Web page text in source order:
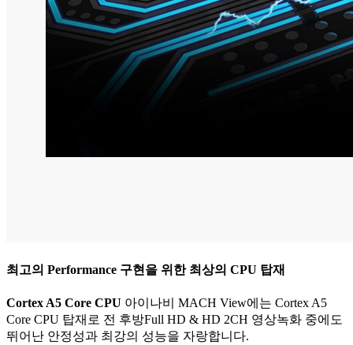
최고의 Performance 구현을 위한 최상의 CPU 탑재
Cortex A5 Core CPU 아이나비 MACH View에는 Cortex A5
Core CPU 탑재로 전 후방Full HD & HD 2CH 영상녹화 중에도
뛰어난 안정성과 최강의 성능을 자랑합니다.